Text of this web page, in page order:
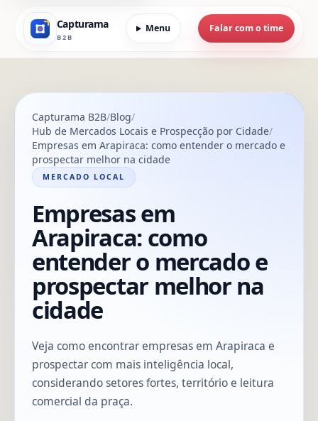
Capturama
B2B
Menu Falar com o time
Capturama B2B Blog
Hub de Mercados Locais e Prospecção por Cidade
Empresas em Arapiraca: como entender o mercado e
prospectar melhor na cidade
MERCADO LOCAL
Empresas em
Arapiraca: como
entender o mercado e
prospectar melhor na
cidade
Veja como encontrar empresas em Arapiraca e
prospectar com mais inteligência local,
considerando setores fortes, território e leitura
comercial da praça.